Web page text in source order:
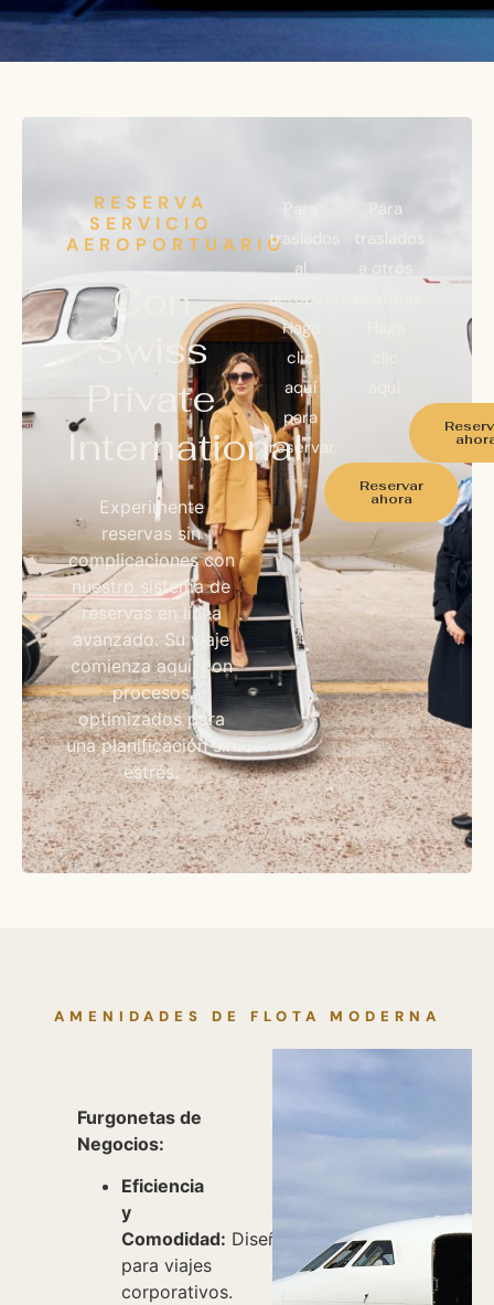
RESERVA
SERVICIO
AEROPORTUARIO
Con
Swiss
Private
International
Experimente
reservas sin
complicaciones con
nuestro sistema de
reservas en línea
avanzado. Su viaje
comienza aquí, con
procesos
optimizados para
una planificación sin
estrés.
Para
traslados
al
aeropuerto:
Haga
clic
aquí
para
reservar.
Reservar
ahora
Para
traslados
a otros
AMENIDADES DE FLOTA MODERNA
Furgonetas de
Negocios:
Eficiencia
y
Comodidad: Diseñadas
para viajes
corporativos.